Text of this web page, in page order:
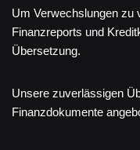
Um Verwechslungen zu
Finanzreports und
Übersetzung.
Unsere zuverlässigen
Finanzdokumente